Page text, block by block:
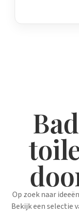
Op zoek naar
Bekijk een selectie